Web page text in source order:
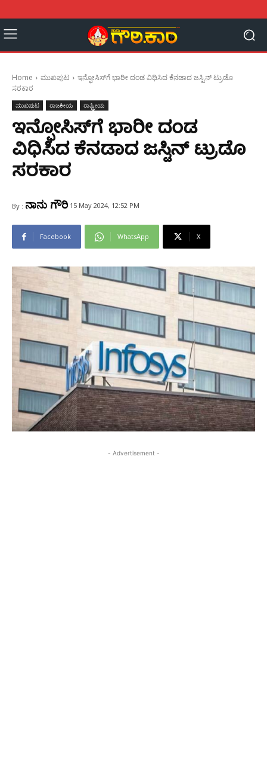
Home ಮುಖಪುಟ
ಇನ್ಫೋಸಿಸ್‌ಗೆ ಭಾರೀ ದಂಡ ವಿಧಿಸಿದ ಕೆನಡಾದ ಜಸ್ಟಿನ್ ಟ್ರುಡೊ
ಸರಕಾರ
ಮುಖಪುಟ ರಾಜಕೀಯ ರಾಷ್ಟ್ರೀಯ
ಇನ್ಫೋಸಿಸ್‌ಗೆ ಭಾರೀ ದಂಡ
ವಿಧಿಸಿದ ಕೆನಡಾದ ಜಸ್ಟಿನ್ ಟ್ರುಡೊ
ಸರಕಾರ
By : ನಾನು ಗೌರಿ 15 May 2024, 12:52 PM
Facebook WhatsApp X
- Advertisement -